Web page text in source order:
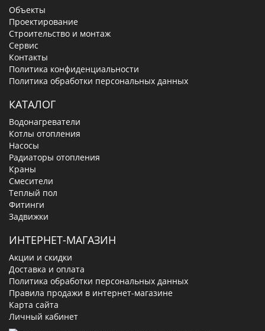
Объекты
Проектирование
Строительство и монтаж
Сервис
Контакты
Политика конфиденциальности
Политика обработки персональных данных
КАТАЛОГ
Водонагреватели
Котлы отопления
Насосы
Радиаторы отопления
Краны
Смесители
Теплый пол
Фитинги
Задвижки
ИНТЕРНЕТ-МАГАЗИН
Акции и скидки
Доставка и оплата
Политика обработки персональных данных
Правила продажи в интернет-магазине
Карта сайта
Личный кабинет